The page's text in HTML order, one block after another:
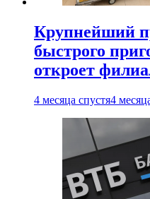
Крупнейший
быстрого
откроет
4 месяца спустя4